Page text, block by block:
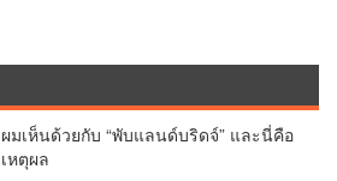
ผมเห็นด้วยกับ “พับแลนด์บริดจ์” และนี่คือ
เหตุผล